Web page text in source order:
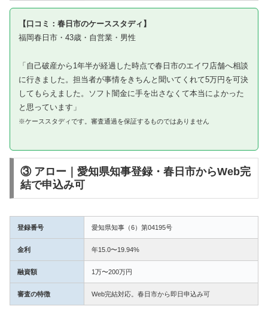
【口コミ：春日市のケーススタディ】
福岡春日市・43歳・自営業・男性
「自己破産から1年半が経過した時点で春日市のエイワ店舗へ相談
に行きました。担当者が事情をきちんと聞いてくれて5万円を可決
してもらえました。ソフト闇金に手を出さなくて本当によかった
と思っています」
※ケーススタディです。審査通過を保証するものではありません
③ アロー｜愛知県知事登録・春日市からWeb完
結で申込み可
登録番号 愛知県知事（6）第04195号
金利 年15.0〜19.94%
融資額 1万〜200万円
審査の特徴 Web完結対応。春日市から即日申込み可